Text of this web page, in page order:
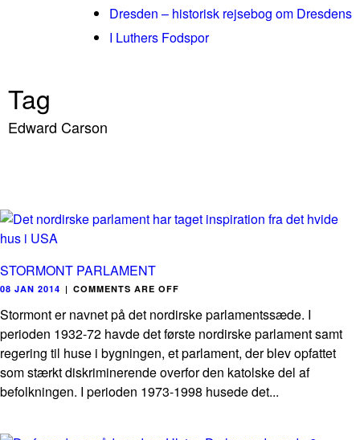
Dresden – historisk rejsebog om Dresdens
I Luthers Fodspor
Tag
Edward Carson
STORMONT PARLAMENT
08 JAN 2014 | COMMENTS ARE OFF
Stormont er navnet på det nordirske parlamentssæde. I
perioden 1932-72 havde det første nordirske parlament samt
regering til huse i bygningen, et parlament, der blev opfattet
som stærkt diskriminerende overfor den katolske del af
befolkningen. I perioden 1973-1998 husede det...